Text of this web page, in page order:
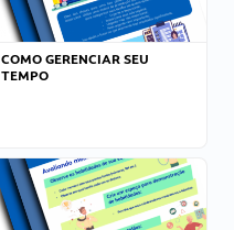
COMO GERENCIAR SEU
TEMPO